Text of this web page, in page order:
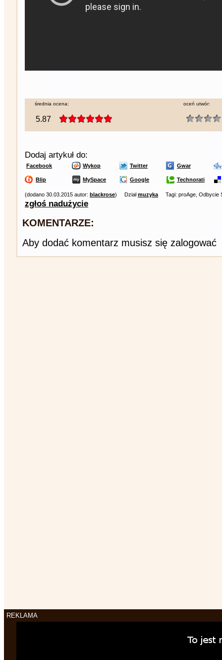
średnia ocena:
5.87
oceń utwór:
Dodaj artykuł do:
Facebook Wykop Twitter Gwar
Blip MySpace Google Technorati
(dodano 30.03.2015 autor: blackrose) Działmuzyka Tagi: proAge, Odbycie
zgłoś nadużycie
KOMENTARZE:
Aby dodać komentarz musisz się zalogować
REKLAMA